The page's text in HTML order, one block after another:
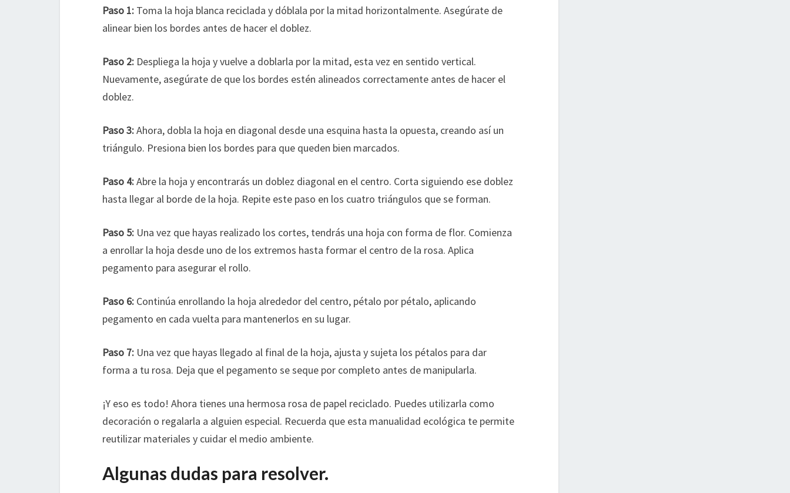
Paso 1: Toma la hoja blanca reciclada y dóblala por la mitad horizontalmente. Asegúrate de
alinear bien los bordes antes de hacer el doblez.
Paso 2: Despliega la hoja y vuelve a doblarla por la mitad, esta vez en sentido vertical.
Nuevamente, asegúrate de que los bordes estén alineados correctamente antes de hacer el
doblez.
Paso 3:Ahora, dobla la hoja en diagonal desde una esquina hasta la opuesta, creando así un
triángulo. Presiona bien los bordes para que queden bien marcados.
Paso 4:Abre la hoja y encontrarás un doblez diagonal en el centro. Corta siguiendo ese doblez
hasta llegar al borde de la hoja. Repite este paso en los cuatro triángulos que se forman.
Paso 5: Una vez que hayas realizado los cortes, tendrás una hoja con forma de flor. Comienza
a enrollar la hoja desde uno de los extremos hasta formar el centro de la rosa. Aplica
pegamento para asegurar el rollo.
Paso 6: Continúa enrollando la hoja alrededor del centro, pétalo por pétalo, aplicando
pegamento en cada vuelta para mantenerlos en su lugar.
Paso 7: Una vez que hayas llegado al final de la hoja, ajusta y sujeta los pétalos para dar
forma a tu rosa. Deja que el pegamento se seque por completo antes de manipularla.
¡Y eso es todo! Ahora tienes una hermosa rosa de papel reciclado. Puedes utilizarla como
decoración o regalarla a alguien especial. Recuerda que esta manualidad ecológica te permite
reutilizar materiales y cuidar el medio ambiente.
Algunas dudas para resolver.